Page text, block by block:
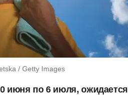
/ Getty Images
июня по 6 июля, ожидается